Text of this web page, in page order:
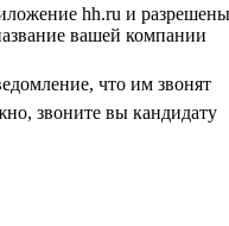
что им звонят
звоните вы кандидату